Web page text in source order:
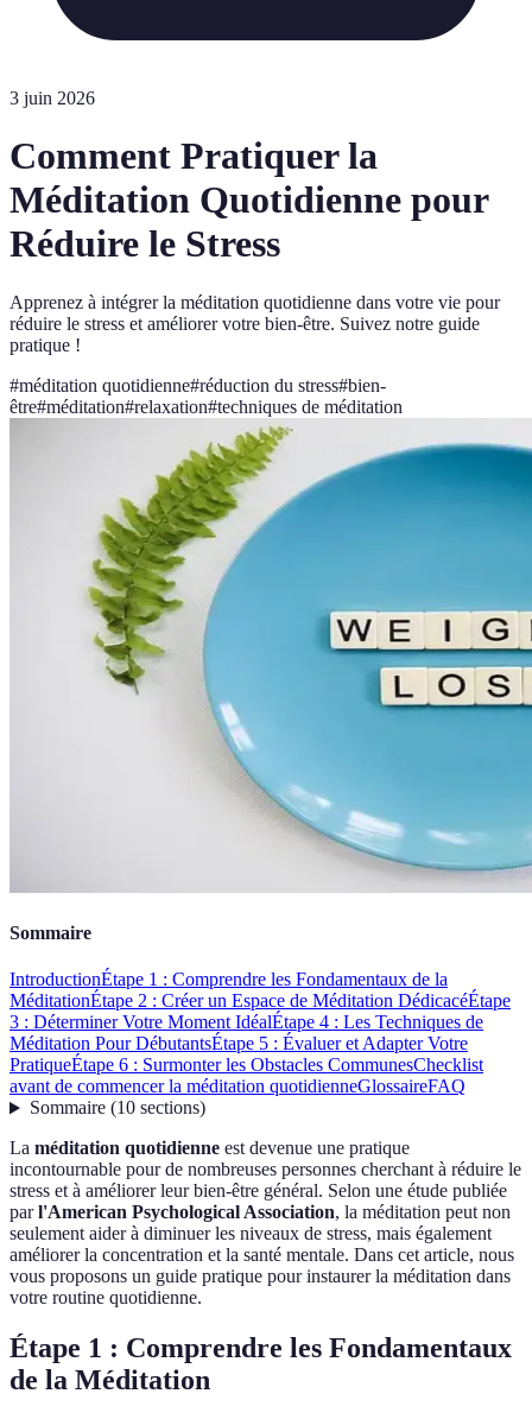
3 juin 2026
Comment Pratiquer la
Méditation Quotidienne pour
Réduire le Stress
Apprenez à intégrer la méditation quotidienne dans votre vie pour
réduire le stress et améliorer votre bien-être. Suivez notre guide
pratique !
#méditation quotidienne#réduction du stress#bien-
être#méditation#relaxation#techniques de méditation
Sommaire
IntroductionÉtape 1 : Comprendre les Fondamentaux de la
MéditationÉtape 2 : Créer un Espace de Méditation DédicacéÉtape
3 : Déterminer Votre Moment IdéalÉtape 4 : Les Techniques de
Méditation Pour DébutantsÉtape 5 : Évaluer et Adapter Votre
PratiqueÉtape 6 : Surmonter les Obstacles CommunesChecklist
avant de commencer la méditation quotidienneGlossaireFAQ
Sommaire(10 sections)
La méditation quotidienne est devenue une pratique
incontournable pour de nombreuses personnes cherchant à réduire le
stress et à améliorer leur bien-être général. Selon une étude publiée
parl'American Psychological Association, la méditation peut non
seulement aider à diminuer les niveaux de stress, mais également
améliorer la concentration et la santé mentale. Dans cet article, nous
vous proposons un guide pratique pour instaurer la méditation dans
votre routine quotidienne.
Étape 1 : Comprendre les Fondamentaux
de la Méditation